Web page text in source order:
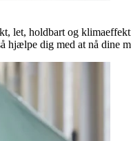
let, holdbart og
hjælpe dig med at nå dine